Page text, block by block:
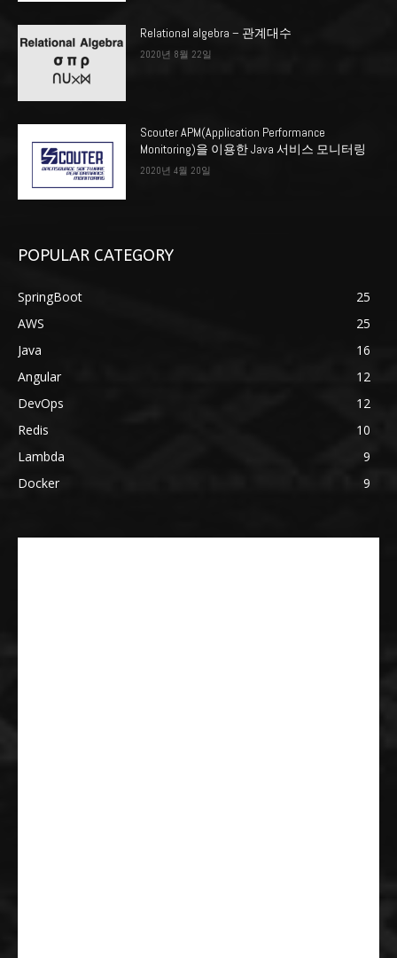
Relational algebra – 관계대수
2020년 8월 22일
Scouter APM(Application Performance
Monitoring)을 이용한 Java 서비스 모니터링
2020년 4월 20일
POPULAR CATEGORY
SpringBoot
25
AWS
25
Java
16
Angular
12
DevOps
12
Redis
10
Lambda
9
Docker
9